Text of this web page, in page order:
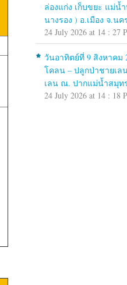
ล่องแก่ง เก็บขยะ แม่น้
นางรอง ) อ.เมือง จ.น
24 July 2026 at 14 : 27
วันอาทิตย์ที่ 9 สิงหาคม
โคลน – ปลูกป่าชายเล
เลน ณ. ปากแม่น้ำสมุท
24 July 2026 at 14 : 18